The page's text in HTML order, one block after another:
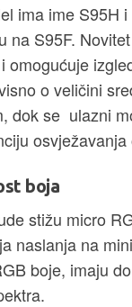
ima ime S95H
na S95F.
omogućuje
o veličini
dok se ulazni
boja
stižu micro
naslanja na
boje, imaju